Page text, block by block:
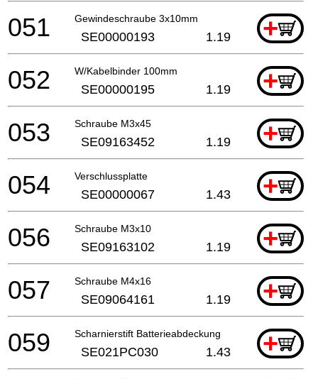
Gewindeschraube 3x10mm +
051 SE00000193 1.19
W/Kabelbinder 100mm +
052 SE00000195 1.19
Schraube M3x45 +
053 SE09163452 1.19
Verschlussplatte +
054 SE00000067 1.43
Schraube M3x10 +
056 SE09163102 1.19
Schraube M4x16 +
057 SE09064161 1.19
Scharnierstift Batterieabdeckung +
059 SE021PC030 1.43